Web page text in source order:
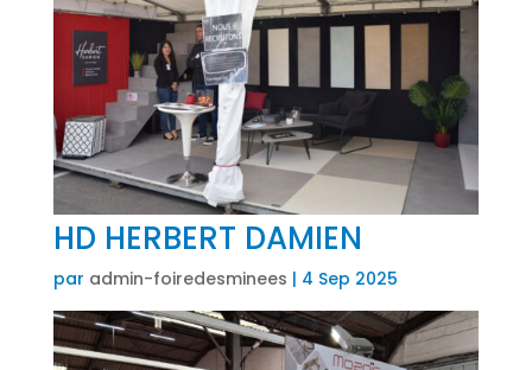
HD HERBERT DAMIEN
par admin-foiredesminees | 4 Sep 2025